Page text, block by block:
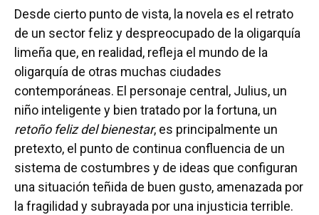
Desde cierto punto de vista, la novela es el retrato
de un sector feliz y despreocupado de la oligarquía
limeña que, en realidad, refleja el mundo de la
oligarquía de otras muchas ciudades
contemporáneas. El personaje central, Julius, un
niño inteligente y bien tratado por la fortuna, un
retoño feliz del bienestar, es principalmente un
pretexto, el punto de continua confluencia de un
sistema de costumbres y de ideas que configuran
una situación teñida de buen gusto, amenazada por
la fragilidad y subrayada por una injusticia terrible.